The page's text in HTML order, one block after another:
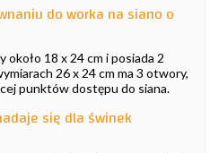
do worka na siano o
około 18 x 24 cm i posiada 2
26 x 24 cm ma 3 otwory,
punktów dostępu do siana.
się dla świnek